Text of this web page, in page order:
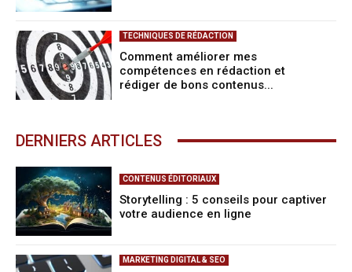
TECHNIQUES DE RÉDACTION
Comment améliorer mes
compétences en rédaction et
rédiger de bons contenus...
DERNIERS ARTICLES
CONTENUS ÉDITORIAUX
Storytelling : 5 conseils pour captiver
votre audience en ligne
MARKETING DIGITAL & SEO